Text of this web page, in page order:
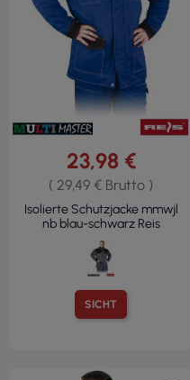
SICHT
23,98 €
( 29,49 € Brutto )
Isolierte Schutzjacke mmwjl
nb blau-schwarz Reis